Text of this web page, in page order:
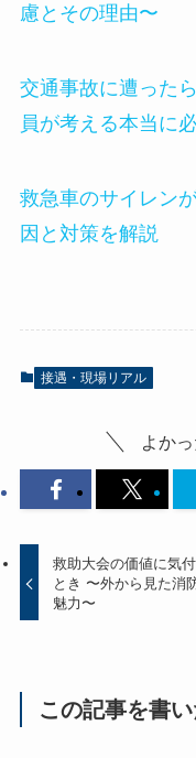
慮とその理由〜
交通事故に遭った
員が考える本当に
救急車のサイレン
因と対策を解説
接遇・現場リアル
よか
救助大会の価値に気
とき 〜外から見た消
魅力〜
この記事を書い